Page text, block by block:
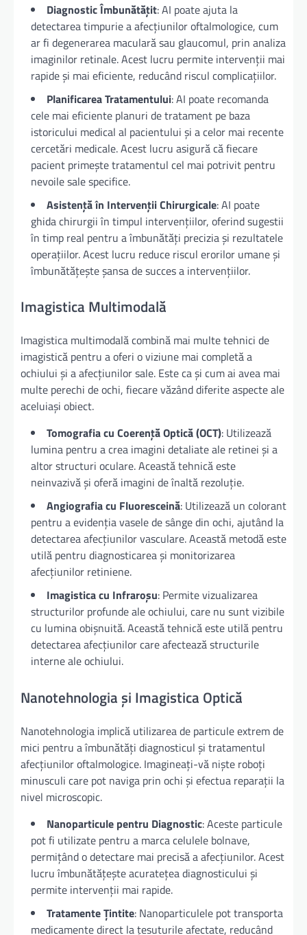
Diagnostic Îmbunătățit: AI poate ajuta la
detectarea timpurie a afecțiunilor oftalmologice, cum
ar fi degenerarea maculară sau glaucomul, prin analiza
imaginilor retinale. Acest lucru permite intervenții mai
rapide și mai eficiente, reducând riscul complicațiilor.
Planificarea Tratamentului: AI poate recomanda
cele mai eficiente planuri de tratament pe baza
istoricului medical al pacientului și a celor mai recente
cercetări medicale. Acest lucru asigură că fiecare
pacient primește tratamentul cel mai potrivit pentru
nevoile sale specifice.
Asistență în Intervenții Chirurgicale: AI poate
ghida chirurgii în timpul intervențiilor, oferind sugestii
în timp real pentru a îmbunătăți precizia și rezultatele
operațiilor. Acest lucru reduce riscul erorilor umane și
îmbunătățește șansa de succes a intervențiilor.
Imagistica Multimodală
Imagistica multimodală combină mai multe tehnici de
imagistică pentru a oferi o viziune mai completă a
ochiului și a afecțiunilor sale. Este ca și cum ai avea mai
multe perechi de ochi, fiecare văzând diferite aspecte ale
aceluiași obiect.
Tomografia cu Coerență Optică (OCT): Utilizează
lumina pentru a crea imagini detaliate ale retinei și a
altor structuri oculare. Această tehnică este
neinvazivă și oferă imagini de înaltă rezoluție.
Angiografia cu Fluoresceină: Utilizează un colorant
pentru a evidenția vasele de sânge din ochi, ajutând la
detectarea afecțiunilor vasculare. Această metodă este
utilă pentru diagnosticarea și monitorizarea
afecțiunilor retiniene.
Imagistica cu Infraroșu: Permite vizualizarea
structurilor profunde ale ochiului, care nu sunt vizibile
cu lumina obișnuită. Această tehnică este utilă pentru
detectarea afecțiunilor care afectează structurile
interne ale ochiului.
Nanotehnologia și Imagistica Optică
Nanotehnologia implică utilizarea de particule extrem de
mici pentru a îmbunătăți diagnosticul și tratamentul
afecțiunilor oftalmologice. Imagineați-vă niște roboți
minusculi care pot naviga prin ochi și efectua reparații la
nivel microscopic.
Nanoparticule pentru Diagnostic: Aceste particule
pot fi utilizate pentru a marca celulele bolnave,
permițând o detectare mai precisă a afecțiunilor. Acest
lucru îmbunătățește acuratețea diagnosticului și
permite intervenții mai rapide.
Tratamente Țintite: Nanoparticulele pot transporta
medicamente direct la țesuturile afectate, reducând